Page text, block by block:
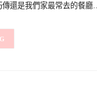
還是我們家最常去的餐廳…